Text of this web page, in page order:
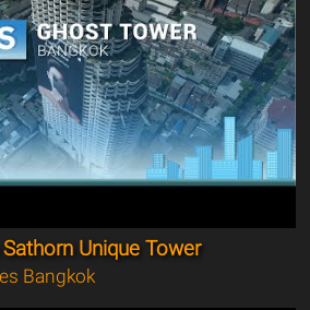
Unique Tower
Bangkok